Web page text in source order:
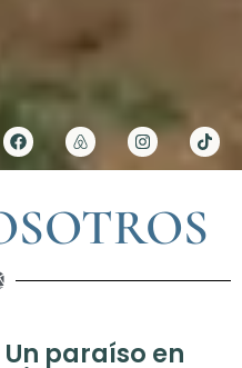
paraíso en